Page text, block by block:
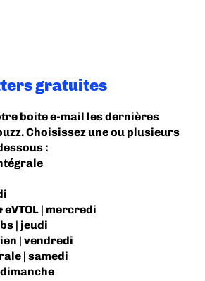
gratuites
boite e-mail les dernières
Choisissez une ou plusieurs
:
| mercredi
| jeudi
| vendredi
| samedi